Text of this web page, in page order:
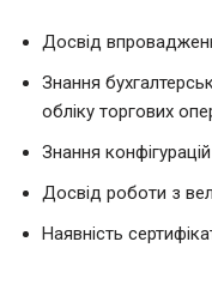
Досвід
Знання
обліку торгових
Знання
Досвід роботи з
Наявність